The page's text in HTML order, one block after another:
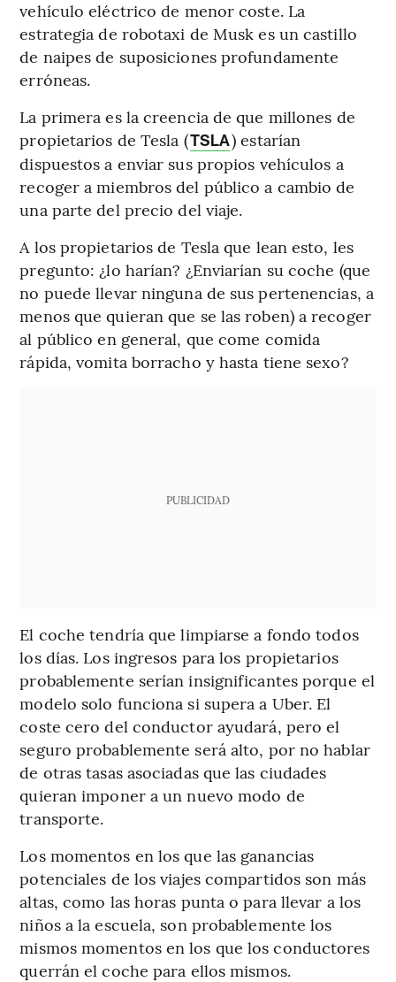
vehículo eléctrico de menor coste. La
estrategia de robotaxi de Musk es un castillo
de naipes de suposiciones profundamente
erróneas.
La primera es la creencia de que millones de
propietarios de Tesla (TSLA) estarían
dispuestos a enviar sus propios vehículos a
recoger a miembros del público a cambio de
una parte del precio del viaje.
A los propietarios de Tesla que lean esto, les
pregunto: ¿lo harían? ¿Enviarían su coche (que
no puede llevar ninguna de sus pertenencias, a
menos que quieran que se las roben) a recoger
al público en general, que come comida
rápida, vomita borracho y hasta tiene sexo?
PUBLICIDAD
El coche tendría que limpiarse a fondo todos
los días. Los ingresos para los propietarios
probablemente serían insignificantes porque el
modelo solo funciona si supera a Uber. El
coste cero del conductor ayudará, pero el
seguro probablemente será alto, por no hablar
de otras tasas asociadas que las ciudades
quieran imponer a un nuevo modo de
transporte.
Los momentos en los que las ganancias
potenciales de los viajes compartidos son más
altas, como las horas punta o para llevar a los
niños a la escuela, son probablemente los
mismos momentos en los que los conductores
querrán el coche para ellos mismos.